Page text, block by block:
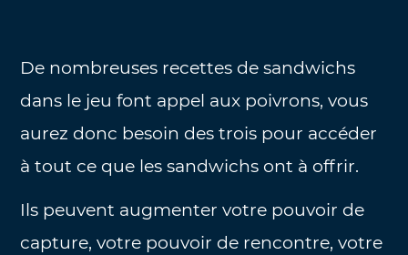
De nombreuses recettes de sandwichs
dans le jeu font appel aux poivrons, vous
aurez donc besoin des trois pour accéder
à tout ce que les sandwichs ont à offrir.
Ils peuvent augmenter votre pouvoir de
capture, votre pouvoir de rencontre, votre